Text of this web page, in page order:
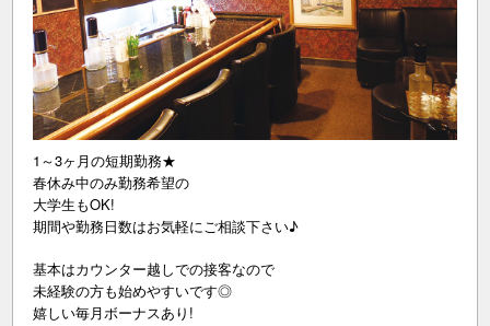
1～3ヶ月の短期勤務★
春休み中のみ勤務希望の
大学生もOK!
期間や勤務日数はお気軽にご相談下さい♪
基本はカウンター越しでの接客なので
未経験の方も始めやすいです◎
嬉しい毎月ボーナスあり!